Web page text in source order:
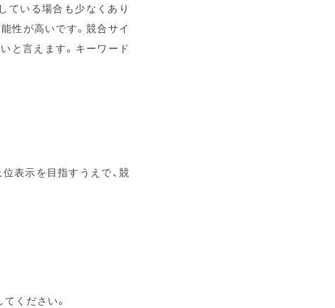
ている場合も少なくあり
性が高いです。競合サイ
と言えます。キーワード
表示を目指すうえで、競
ください。